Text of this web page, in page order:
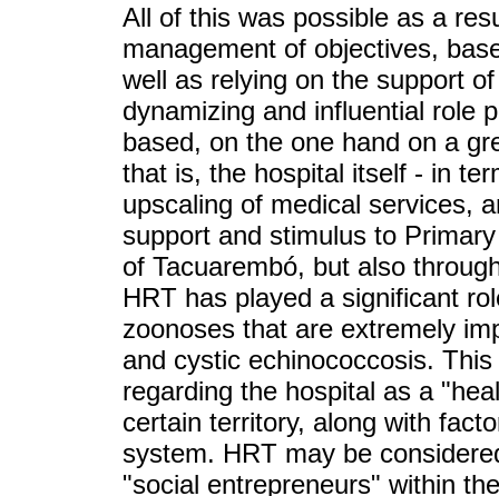
All of this was possible as a
management of objectives,
well as relying on the support
dynamizing and influential role
based, on the one hand on a
that is, the hospital itself - in
upscaling of medical services,
support and stimulus to
of Tacuarembó, but also
HRT has played a significant
zoonoses that are extremely
and cystic echinococcosis.
regarding the hospital as a
certain territory, along with
system. HRT may be
"social entrepreneurs" within